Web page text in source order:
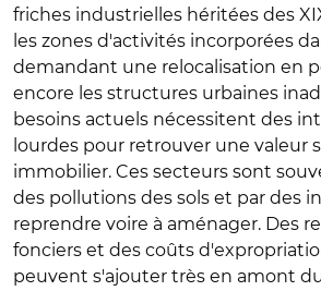
friches industrielles héritées des
les zones d'activités incorporées
demandant une relocalisation en
encore les structures urbaines
besoins actuels nécessitent des
lourdes pour retrouver une valeur
immobilier. Ces secteurs sont
des pollutions des sols et par des
reprendre voire à aménager. Des
fonciers et des coûts
peuvent s'ajouter très en amont